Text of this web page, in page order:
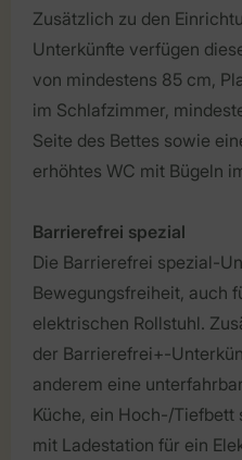
Zusätzlich zu den
Unterkünfte verfügen
von mindestens 85 cm,
im Schlafzimmer,
Seite des Bettes sowie
erhöhtes WC mit Bügeln
Barrierefrei spezial
Die Barrierefrei spezial-
Bewegungsfreiheit, auch
elektrischen Rollstuhl.
der Barrierefrei+-
anderem eine
Küche, ein Hoch-/
mit Ladestation für ein